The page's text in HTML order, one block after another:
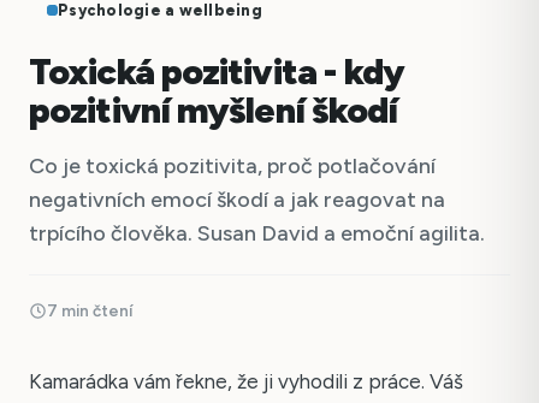
Psychologie a wellbeing
Toxická pozitivita - kdy
pozitivní myšlení škodí
Co je toxická pozitivita, proč potlačování
negativních emocí škodí a jak reagovat na
trpícího člověka. Susan David a emoční agilita.
7 min čtení
Kamarádka vám řekne, že ji vyhodili z práce. Váš